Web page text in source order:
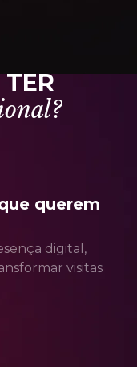
TER
onal?
querem
digital,
visitas